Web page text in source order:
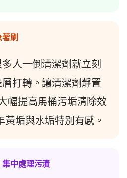
刷
人一倒清潔劑就立刻
打轉。讓清潔劑靜置
幅提高馬桶污垢清除效
黃垢與水垢特別有感。
集中處理污漬